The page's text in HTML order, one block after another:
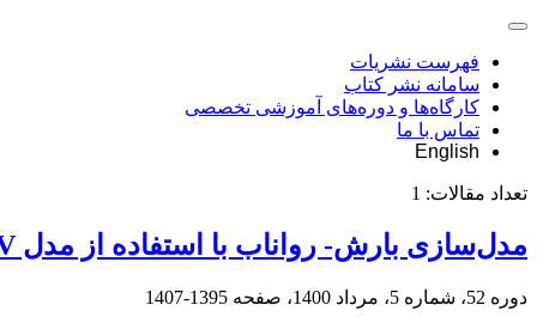
فهرست نشریات
سامانه نشر کتاب
کارگاه‌ها و دوره‌های آموزشی تخصصی
تماس با ما
English
تعداد مقالات: 1
مدل‌سازی بارش- رواناب با استفاده از مدل HBV و الگوریتم جنگل تصادفی در حوضه آبخیز بازفت
دوره 52، شماره 5، مرداد 1400، صفحه 1395-1407